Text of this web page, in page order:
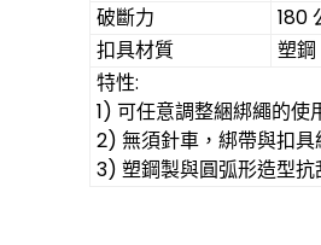
破斷力
180
扣具材質
塑鋼
特性:
1) 可任意調整綑綁繩的使
2) 無須針車，綁帶與扣具
3) 塑鋼製與圓弧形造型抗